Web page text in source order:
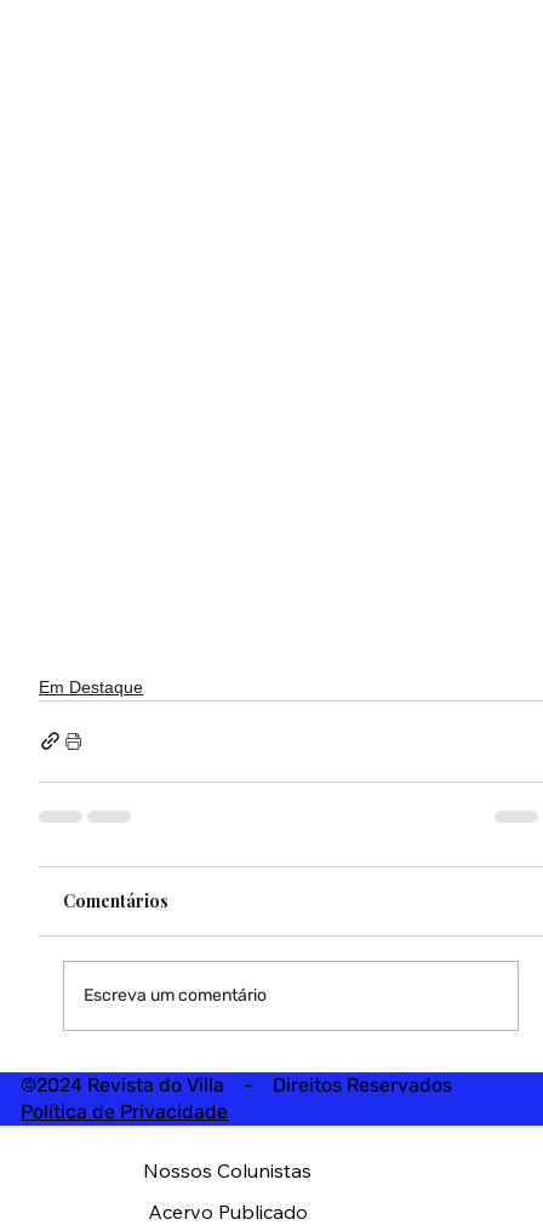
Em Destaque
Comentários
Escreva um comentário
©2024 Revista do Villa - Direitos Reservados
Política de Privacidade
Nossos Colunistas
Acervo Publicado